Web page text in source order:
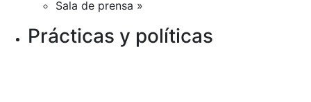
Sala de prensa »
Prácticas y políticas